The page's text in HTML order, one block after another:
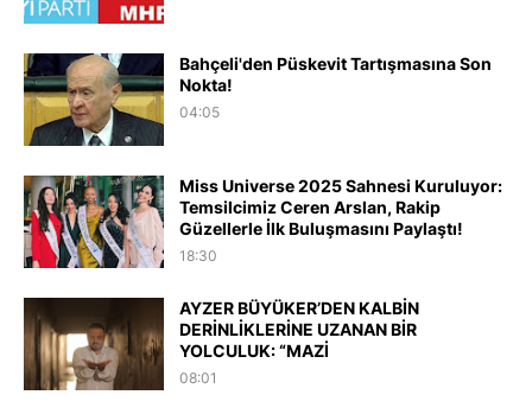
Bahçeli'den Püskevit Tartışmasına Son
Nokta!
04:05
Miss Universe 2025 Sahnesi Kuruluyor:
Temsilcimiz Ceren Arslan, Rakip
Güzellerle İlk Buluşmasını Paylaştı!
18:30
AYZER BÜYÜKER’DEN KALBİN
DERİNLİKLERİNE UZANAN BİR
YOLCULUK: “MAZİ
08:01